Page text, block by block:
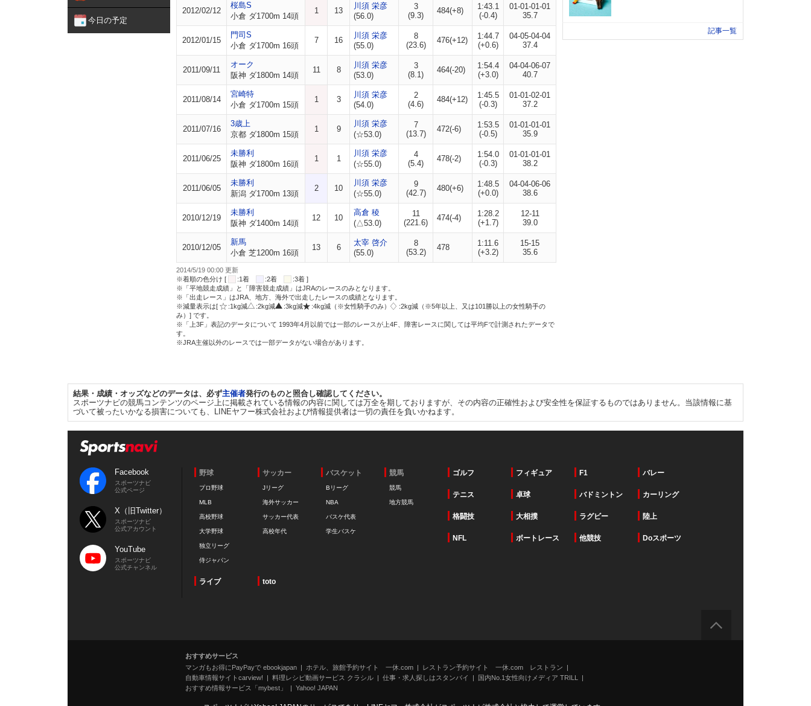
今日の予定
2012/02/12
桜島S
小倉 ダ1700m 14頭
1 13
川須 栄彦
(56.0)
3
(9.3)
484(+8)
1:43.1
(-0.4)
01-01-01-01
35.7
2012/01/15
門司S
小倉 ダ1700m 16頭
7 16
川須 栄彦
(55.0)
8
(23.6)
476(+12)
1:44.7
(+0.6)
04-05-04-04
37.4
2011/09/11
オーク
阪神 ダ1800m 14頭
11 8
川須 栄彦
(53.0)
3
(8.1)
464(-20)
1:54.4
(+3.0)
04-04-06-07
40.7
2011/08/14
宮崎特
小倉 ダ1700m 15頭
1 3
川須 栄彦
(54.0)
2
(4.6)
484(+12)
1:45.5
(-0.3)
01-01-02-01
37.2
2011/07/16
3歳上
京都 ダ1800m 15頭
1 9
川須 栄彦
(☆53.0)
7
(13.7)
472(-6)
1:53.5
(-0.5)
01-01-01-01
35.9
2011/06/25
未勝利
阪神 ダ1800m 16頭
1 1
川須 栄彦
(☆55.0)
4
(5.4)
478(-2)
1:54.0
(-0.3)
01-01-01-01
38.2
2011/06/05
未勝利
新潟 ダ1700m 13頭
2 10
川須 栄彦
(☆55.0)
9
(42.7)
480(+6)
1:48.5
(+0.0)
04-04-06-06
38.6
2010/12/19
未勝利
阪神 ダ1400m 14頭
12 10
高倉 稜
(△53.0)
11
(221.6)
474(-4)
1:28.2
(+1.7)
12-11
39.0
2010/12/05
新馬
小倉 芝1200m 16頭
13 6
太宰 啓介
(55.0)
8
(53.2)
478
1:11.6
(+3.2)
15-15
35.6
2014/5/19 00:00 更新
※着順の色分け [
:1着 :2着
:3着 ]
※「平地競走成績」と「障害競走成績」はJRAのレースのみとなります。
※「出走レース」はJRA、地方、海外で出走したレースの成績となります。
※減量表示は[
:1kg減 :2kg減 :3kg減 :4kg減（※女性騎手のみ）
:2kg減（※5年以上、又は101勝以上の女性騎手の
み）] です。
※「上3F」表記のデータについて 1993年4月以前では一部のレースが上4F、障害レースに関しては平均Fで計測されたデータで
す。
※JRA主催以外のレースでは一部データがない場合があります。
記事一覧
結果・成績・オッズなどのデータは、必ず主催者発行のものと照合し確認してください。
スポーツナビの競馬コンテンツのページ上に掲載されている情報の内容に関しては万全を期しておりますが、その内容の正確性および安全性を保証するものではありません。当該情報に基
づいて被ったいかなる損害についても、LINEヤフー株式会社および情報提供者は一切の責任を負いかねます。
Facebook
スポーツナビ
公式ページ
X（旧Twitter）
スポーツナビ
公式アカウント
YouTube
スポーツナビ
公式チャンネル
野球
プロ野球
MLB
高校野球
大学野球
独立リーグ
侍ジャパン
サッカー
Jリーグ
海外サッカー
サッカー代表
高校年代
バスケット
Bリーグ
NBA
バスケ代表
学生バスケ
競馬
競馬
地方競馬
ゴルフ フィギュア F1 バレー
テニス 卓球 バドミントン カーリング
格闘技 大相撲 ラグビー 陸上
NFL ボートレース 他競技 Doスポーツ
ライブ toto
おすすめサービス
マンガもお得にPayPayで ebookjapan
ホテル、旅館予約サイト 一休.com
レストラン予約サイト 一休.com レストラン
自動車情報サイトcarview!
料理レシピ動画サービス クラシル 仕事・求人探しはスタンバイ
国内No.1女性向けメディア TRILL
おすすめ情報サービス「mybest」
Yahoo! JAPAN